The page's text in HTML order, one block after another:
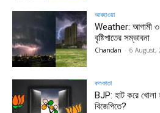
আবহাওয়া
Weather: আগামী
বৃষ্টিপাতের সম্ভাবনা
Chandan - 6 August,
কলকাতা
BJP: হাট করে খোলা
বিজেপিতে?